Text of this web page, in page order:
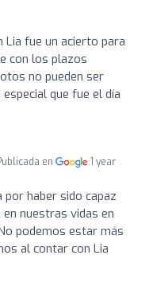
Lia fue un acierto para
con los plazos
no pueden ser
que fue el día
en
1 year
por haber sido capaz
nuestras vidas en
podemos estar más
al contar con Lia